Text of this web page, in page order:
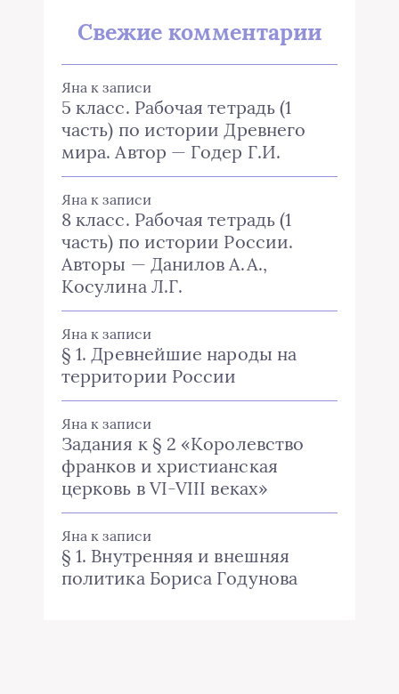
Свежие комментарии
Яна к записи
5 класс. Рабочая тетрадь (1
часть) по истории Древнего
мира. Автор — Годер Г.И.
Яна к записи
8 класс. Рабочая тетрадь (1
часть) по истории России.
Авторы — Данилов А.А.,
Косулина Л.Г.
Яна к записи
§ 1. Древнейшие народы на
территории России
Яна к записи
Задания к § 2 «Королевство
франков и христианская
церковь в VI-VIII веках»
Яна к записи
§ 1. Внутренняя и внешняя
политика Бориса Годунова